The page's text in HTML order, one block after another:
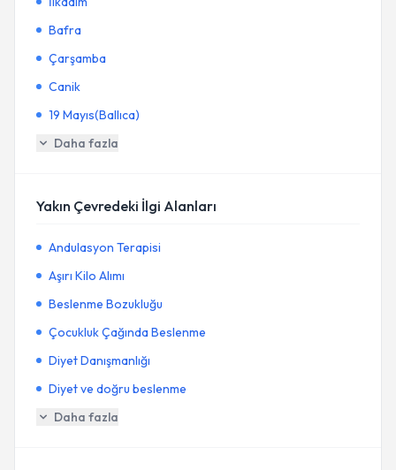
Bafra
Çarşamba
Canik
19 Mayıs(Ballıca)
Daha fazla
Yakın Çevredeki İlgi Alanları
Andulasyon Terapisi
Aşırı Kilo Alımı
Beslenme Bozukluğu
Çocukluk Çağında Beslenme
Diyet Danışmanlığı
Diyet ve doğru beslenme
Daha fazla